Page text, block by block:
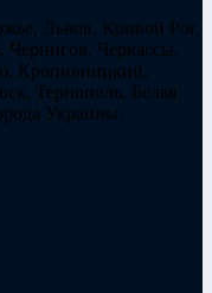
Львов, Кривой Рог,
Черкассы,
Кропивницкий,
Тернополь, Белая
Украины.